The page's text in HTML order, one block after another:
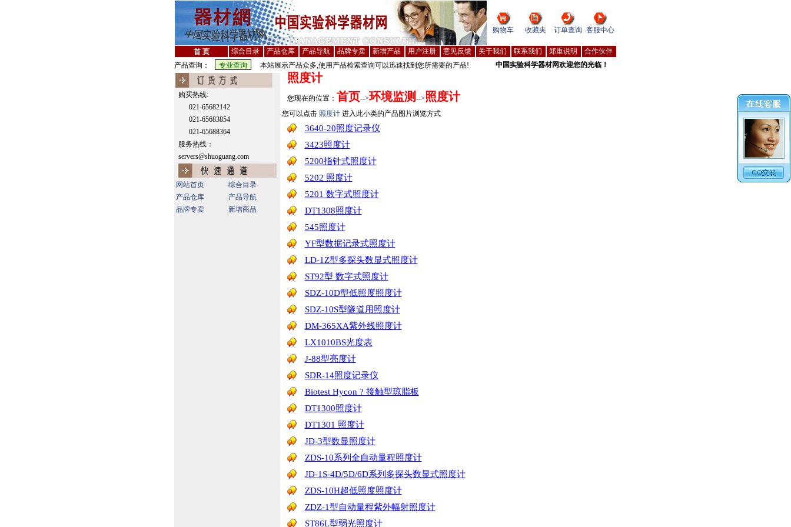
购物车 收藏夹 订单查询 客服中心
首 页 综合目录 产品仓库 产品导航 品牌专卖 新增产品 用户注册 意见反馈 关于我们 联系我们 郑重说明
合作伙伴
产品查询：
本站展示产品众多,使用产品检索查询可以迅速找到您所需要的产品! 中国实验科学器材网欢迎您的光临！
购买热线:
021-65682142
021-65683854
021-65688364
服务热线：
servers@shuoguang.com
网站首页
综合目录
产品仓库
产品导航
品牌专卖
新增商品
照度计
您现在的位置： 首页-->环境监测 -->照度计
您可以点击 照度计进入此小类的产品图片浏览方式
3640-20照度记录仪
3423照度计
5200指针式照度计
5202 照度计
5201 数字式照度计
DT1308照度计
545照度计
YF型数据记录式照度计
LD-1Z型多探头数显式照度计
ST92型 数字式照度计
SDZ-10D型低照度照度计
SDZ-10S型隧道用照度计
DM-365XA紫外线照度计
LX1010BS光度表
J-88型亮度计
SDR-14照度记录仪
Biotest Hycon ? 接触型琼脂板
DT1300照度计
DT1301 照度计
JD-3型数显照度计
ZDS-10系列全自动量程照度计
JD-1S-4D/5D/6D系列多探头数显式照度计
ZDS-10H超低照度照度计
ZDZ-1型自动量程紫外幅射照度计
ST86L型弱光照度计